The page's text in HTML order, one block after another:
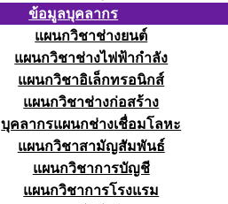
ข้อมูลบุคลากร
แผนกวิชาช่างยนต์
แผนกวิชาช่างไฟฟ้ากำลัง
แผนกวิชาอิเล็กทรอนิกส์
แผนกวิชาช่างก่อสร้าง
บุคลากรแผนกช่างเชื่อมโลหะ
แผนกวิชาสามัญสัมพันธ์
แผนกวิชาการบัญชี
แผนกวิชาการโรงแรม